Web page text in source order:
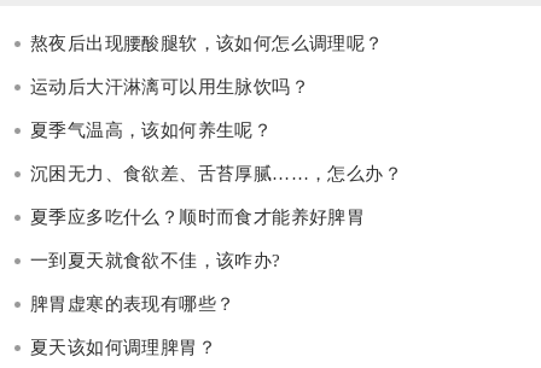
熬夜后出现腰酸腿软，该如何怎么调理呢？
运动后大汗淋漓可以用生脉饮吗？
夏季气温高，该如何养生呢？
沉困无力、食欲差、舌苔厚腻……，怎么办？
夏季应多吃什么？顺时而食才能养好脾胃
一到夏天就食欲不佳，该咋办?
脾胃虚寒的表现有哪些？
夏天该如何调理脾胃？